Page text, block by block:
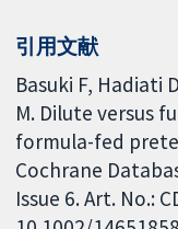
引用文献
Basuki F, Hadiati
M. Dilute versus
formula-fed
Cochrane
Issue 6. Art. No.: